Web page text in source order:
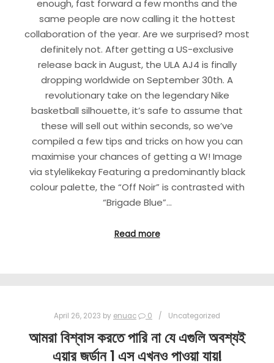
enough, fast forward a few months and the
same people are now calling it the hottest
collaboration of the year. Are we surprised? most
definitely not. After getting a US-exclusive
release back in August, the ULA AJ4 is finally
dropping worldwide on September 30th. A
revolutionary take on the legendary Nike
basketball silhouette, it’s safe to assume that
these will sell out within seconds, so we’ve
compiled a few tips and tricks on how you can
maximise your chances of getting a W! Image
via stylelikekay Featuring a predominantly black
colour palette, the “Off Noir” is contrasted with
“Brigade Blue”…
Read more
April 26, 2023 by enuac 0 Uncategorized
আমরা বিশ্বাস করতে পারি না যে এগুলি অবশ্যই
এয়ার জর্ডান 1 এস এখনও পাওয়া যায়!